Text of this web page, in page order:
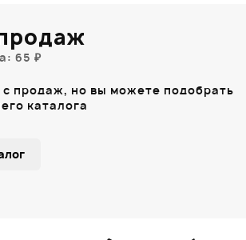
65 ₽
с продаж, но вы можете подобрать
каталога